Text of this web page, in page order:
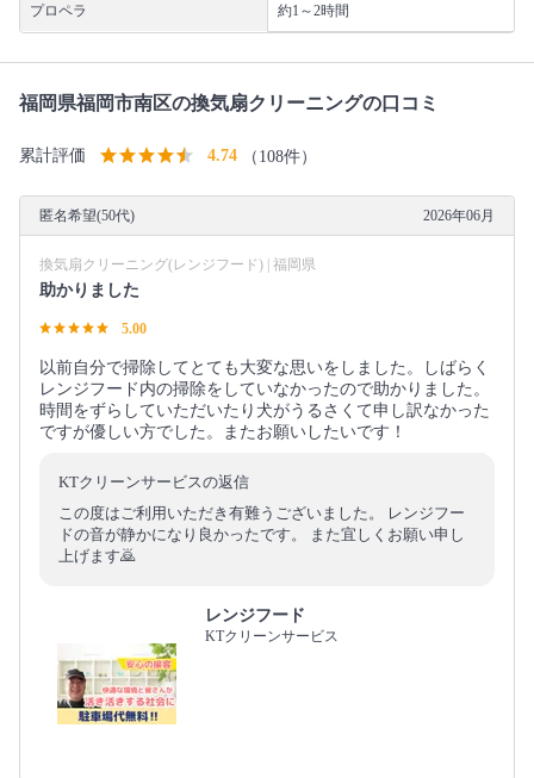
プロペラ 約1～2時間
福岡県福岡市南区の換気扇クリーニングの口コミ
累計評価 4.74 （108件）
匿名希望(50代) 2026年06月
換気扇クリーニング(レンジフード) | 福岡県
助かりました
5.00
以前自分で掃除してとても大変な思いをしました。しばらく
レンジフード内の掃除をしていなかったので助かりました。
時間をずらしていただいたり犬がうるさくて申し訳なかった
ですが優しい方でした。またお願いしたいです！
KTクリーンサービスの返信
この度はご利用いただき有難うございました。 レンジフー
ドの音が静かになり良かったです。 また宜しくお願い申し
上げます🙇
レンジフード
KTクリーンサービス